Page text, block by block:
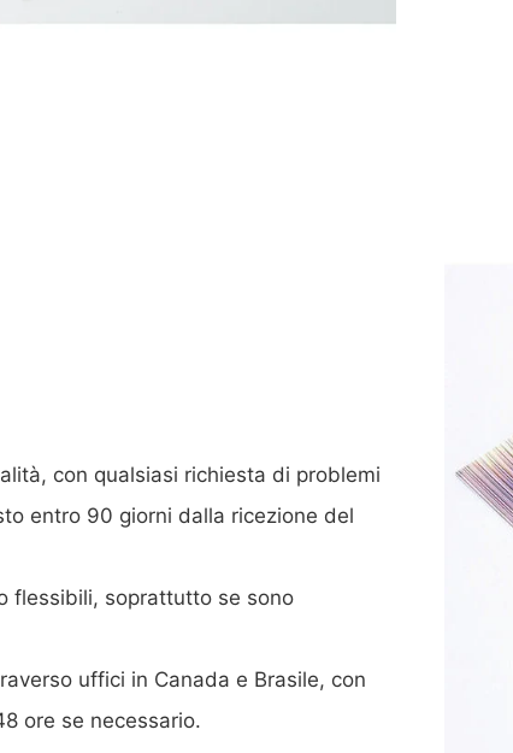
con qualsiasi richiesta di problemi
entro 90 giorni dalla ricezione del
flessibili, soprattutto se sono
uffici in Canada e Brasile, con
ore se necessario.